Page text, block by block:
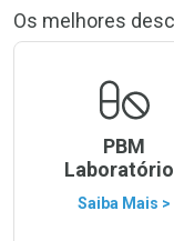
Os melhores
PBM
Saiba Mais >